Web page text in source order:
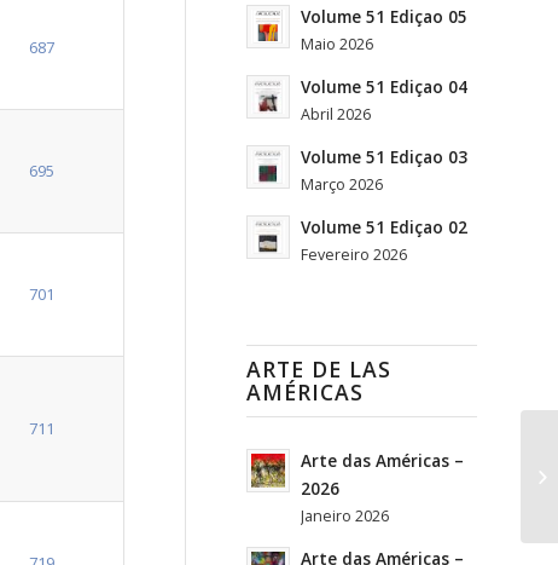
687
695
701
711
Volume 51 Ediçao 05
Maio 2026
Volume 51 Ediçao 04
Abril 2026
Volume 51 Ediçao 03
Março 2026
Volume 51 Ediçao 02
Fevereiro 2026
ARTE DE LAS
AMÉRICAS
Arte das Américas –
2026
Janeiro 2026
Arte das Américas –